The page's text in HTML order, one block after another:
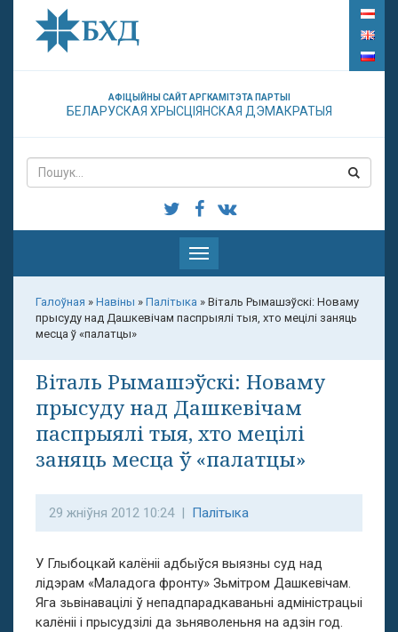
АФІЦЫЙНЫ САЙТ АРГКАМІТЭТА ПАРТЫІ
БЕЛАРУСКАЯ ХРЫСЦІЯНСКАЯ ДЭМАКРАТЫЯ
Паказаць
меню
Галоўная » Навіны » Палітыка » Віталь Рымашэўскі: Новаму
прысуду над Дашкевічам паспрыялі тыя, хто мецілі заняць
месца ў «палатцы»
Віталь Рымашэўскі: Новаму
прысуду над Дашкевічам
паспрыялі тыя, хто мецілі
заняць месца ў «палатцы»
29 жніўня 2012 10:24 | Палітыка
У Глыбоцкай калёніі адбыўся выязны суд над
лідэрам «Маладога фронту» Зьмітром Дашкевічам.
Яга зьвінавацілі ў непадпарадкаваньні адміністрацыі
калёніі і прысудзілі да зьняволеньня на адзін год.